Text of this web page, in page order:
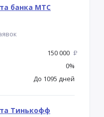
банка МТС
150 000 Р
0%
До 1095 дней
Тинькофф